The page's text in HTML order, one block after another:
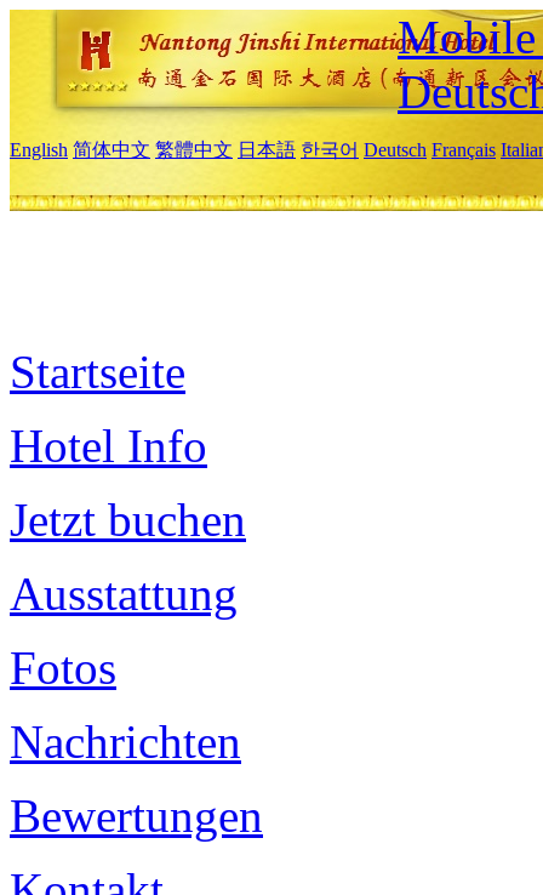
Mobile
English 简体中文 繁體中文 日本語 한국어 Deutsch Français
Startseite
Hotel Info
Jetzt buchen
Ausstattung
Fotos
Nachrichten
Bewertungen